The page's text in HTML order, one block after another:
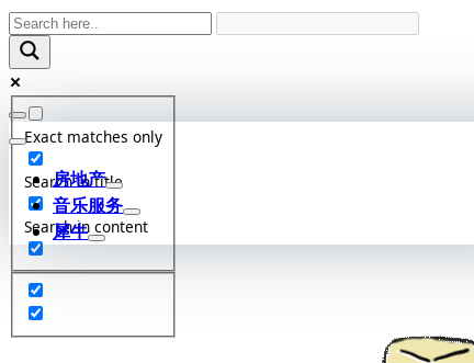
Skip
to
content
Exact matches only
Search in title
Search in content
房地产
音乐服务
犀牛